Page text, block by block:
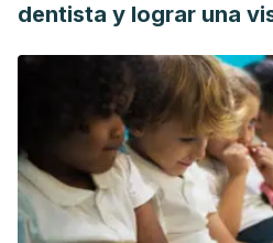
dentista y lograr una